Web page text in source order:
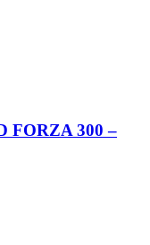
FORZA 300 –